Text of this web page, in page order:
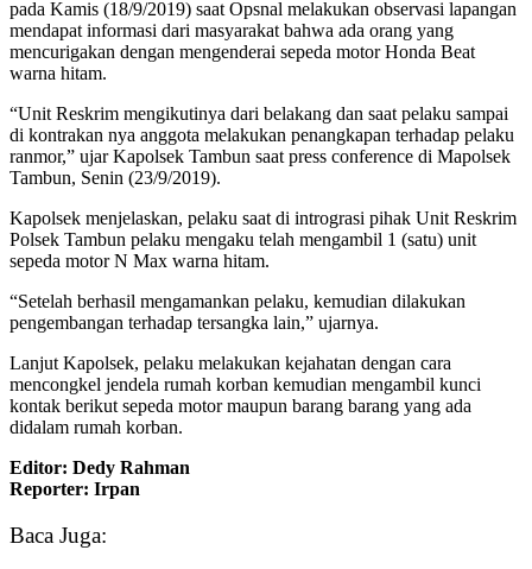
pada Kamis (18/9/2019) saat Opsnal melakukan observasi lapangan
mendapat informasi dari masyarakat bahwa ada orang yang
mencurigakan dengan mengenderai sepeda motor Honda Beat
warna hitam.
“Unit Reskrim mengikutinya dari belakang dan saat pelaku sampai
di kontrakan nya anggota melakukan penangkapan terhadap pelaku
ranmor,” ujar Kapolsek Tambun saat press conference di Mapolsek
Tambun, Senin (23/9/2019).
Kapolsek menjelaskan, pelaku saat di intrograsi pihak Unit Reskrim
Polsek Tambun pelaku mengaku telah mengambil 1 (satu) unit
sepeda motor N Max warna hitam.
“Setelah berhasil mengamankan pelaku, kemudian dilakukan
pengembangan terhadap tersangka lain,” ujarnya.
Lanjut Kapolsek, pelaku melakukan kejahatan dengan cara
mencongkel jendela rumah korban kemudian mengambil kunci
kontak berikut sepeda motor maupun barang barang yang ada
didalam rumah korban.
Editor: Dedy Rahman
Reporter: Irpan
Baca Juga: